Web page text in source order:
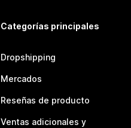
Categorías principales
Dropshipping
Mercados
Reseñas de producto
Ventas adicionales y